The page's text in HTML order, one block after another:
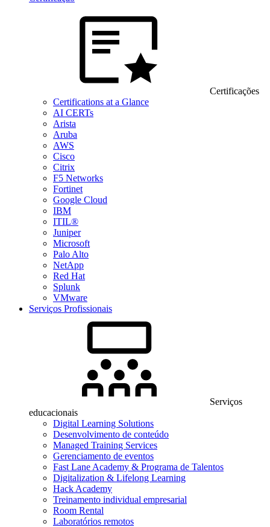
Certificações
Certifications at a Glance
AI CERTs
Arista
Aruba
AWS
Cisco
Citrix
F5 Networks
Fortinet
Google Cloud
IBM
ITIL®
Juniper
Microsoft
Palo Alto
NetApp
Red Hat
Splunk
VMware
Serviços Profissionais
Serviços
educacionais
Digital Learning Solutions
Desenvolvimento de conteúdo
Managed Training Services
Gerenciamento de eventos
Fast Lane Academy & Programa de Talentos
Digitalization & Lifelong Learning
Hack Academy
Treinamento individual empresarial
Room Rental
Laboratórios remotos